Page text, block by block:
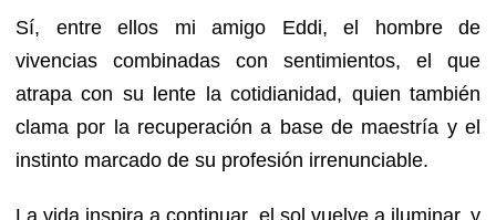
Sí, entre ellos mi amigo Eddi, el hombre de
vivencias combinadas con sentimientos, el que
atrapa con su lente la cotidianidad, quien también
clama por la recuperación a base de maestría y el
instinto marcado de su profesión irrenunciable.
La vida inspira a continuar, el sol vuelve a iluminar, y